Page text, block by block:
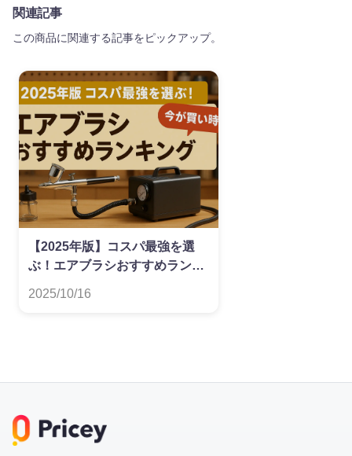
関連記事
この商品に関連する記事をピックアップ。
【2025年版】コスパ最強を選
ぶ！エアブラシおすすめランキ
2025/10/16